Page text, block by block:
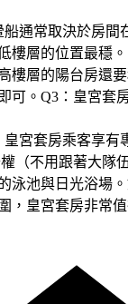
通常取決於房間
樓層的位置最穩
樓層的陽台房還
可。Q3：皇宮套
宮套房乘客享有
（不用跟著大隊
泳池與日光浴場
，皇宮套房非常值